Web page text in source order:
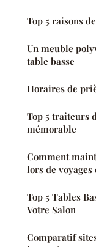
Top 5 raisons
Un meuble
table basse
Horaires de
Top 5 traiteurs
mémorable
Comment
lors de
Top 5 Tables
Votre Salon
Comparatif